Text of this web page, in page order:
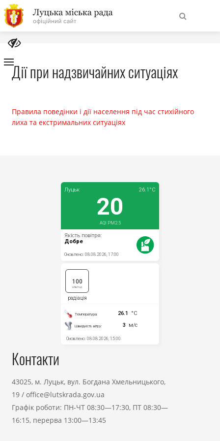
На
головну
Міська влада
Публічна інформація
Прозорість влади
Документи
Дії при надзвичайних ситуаціях
Правила поведінки і дії населення під час стихійного
лиха та екстримальних ситуаціях
Контакти
43025, м. Луцьк, вул. Богдана Хмельницького,
19 / office@lutskrada.gov.ua
Графік роботи: ПН-ЧТ 08:30—17:30, ПТ 08:30—
16:15, перерва 13:00—13:45